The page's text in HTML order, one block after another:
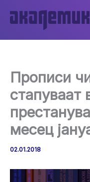
content
Прописи
стапуваат
месец
02.01.2018